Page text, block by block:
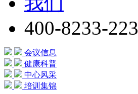
400-8233-223
会议信息
健康科普
中心风采
培训集锦